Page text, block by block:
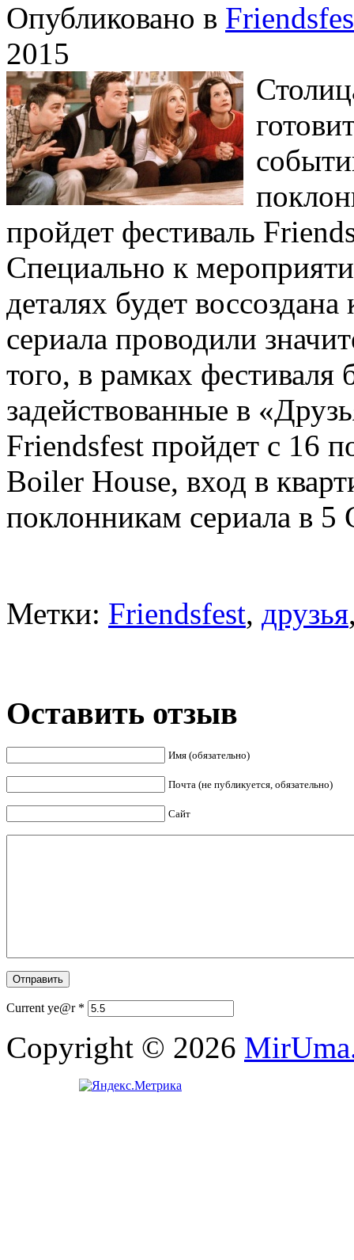
Опубликовано в
2015
пройдет фестиваль
Специально к
деталях будет
сериала проводили
того, в рамках фестиваля
задействованные в
Friendsfest пройдет с 16
Boiler House, вход в
поклонникам сериала в 5
Метки: Friendsfest, друзья
Оставить отзыв
Имя (обязательно)
Почта (не публикуется, обязательно)
Сайт
Current ye@r *
Copyright © 2026